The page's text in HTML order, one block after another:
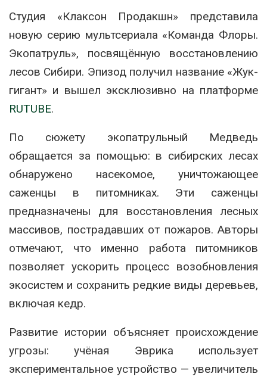
Студия «Клаксон Продакшн» представила
новую серию мультсериала «Команда Флоры.
Экопатруль», посвящённую восстановлению
лесов Сибири. Эпизод получил название «Жук-
гигант» и вышел эксклюзивно на платформе
RUTUBE.
По сюжету экопатрульный Медведь
обращается за помощью: в сибирских лесах
обнаружено насекомое, уничтожающее
саженцы в питомниках. Эти саженцы
предназначены для восстановления лесных
массивов, пострадавших от пожаров. Авторы
отмечают, что именно работа питомников
позволяет ускорить процесс возобновления
экосистем и сохранить редкие виды деревьев,
включая кедр.
Развитие истории объясняет происхождение
угрозы: учёная Эврика использует
экспериментальное устройство — увеличитель